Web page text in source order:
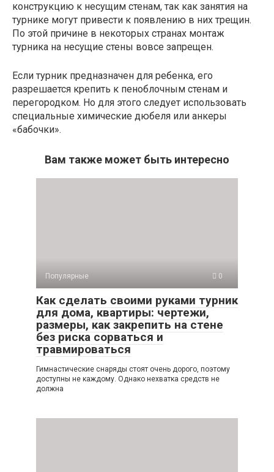
конструкцию к несущим стенам, так как занятия на
турнике могут привести к появлению в них трещин.
По этой причине в некоторых странах монтаж
турника на несущие стены вовсе запрещен.
Если турник предназначен для ребенка, его
разрешается крепить к пеноблочным стенам и
перегородком. Но для этого следует использовать
специальные химические дюбеля или анкеры
«бабочки».
Вам также может быть интересно
Популярные 0
Как сделать своими руками турник
для дома, квартиры: чертежи,
размеры, как закрепить на стене
без риска сорваться и
травмироваться
Гимнастические снаряды стоят очень дорого, поэтому
доступны не каждому. Однако нехватка средств не
должна